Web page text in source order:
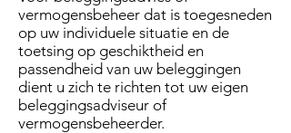
vermogensbeheer dat is toegesneden
op uw individuele situatie en de
toetsing op geschiktheid en
passendheid van uw beleggingen
dient u zich te richten tot uw eigen
beleggingsadviseur of
vermogensbeheerder.